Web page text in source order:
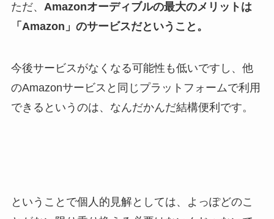
ただ、 Amazonオーディブルの最大のメリットは
「Amazon」のサービスだということ。
今後サービスがなくなる可能性も低いですし、他
のAmazonサービスと同じプラットフォームで利用
できるというのは、なんだかんだ結構便利です。
ということで個人的見解としては、よっぽどのこ